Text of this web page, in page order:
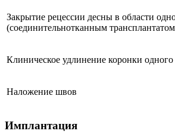
Закрытие рецессии десны в области
(соединительнотканным
Клиническое удлинение коронки одного
Наложение швов
Имплантация